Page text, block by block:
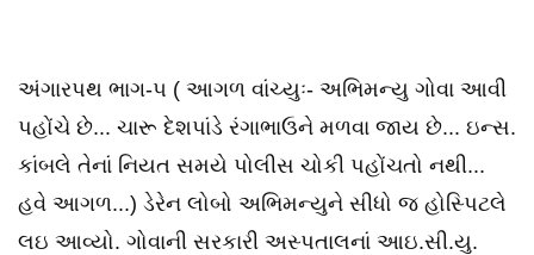
અંગારપથ ભાગ-૫ ( આગળ વાંચ્યુઃ- અભિમન્યુ ગોવા આવી
પહોંચે છે... ચારૂ દેશપાંડે રંગાભાઉને મળવા જાય છે... ઇન્સ.
કાંબલે તેનાં નિયત સમયે પોલીસ ચોકી પહોંચતો નથી...
હવે આગળ...) ડેરેન લોબો અભિમન્યુને સીધો જ હોસ્પિટલે
લઇ આવ્યો. ગોવાની સરકારી અસ્પતાલનાં આઇ.સી.યુ.